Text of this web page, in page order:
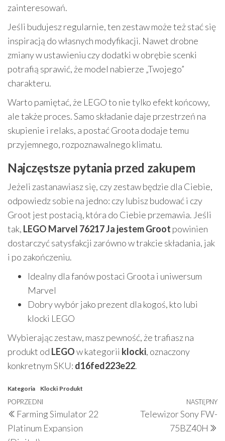
zainteresowań.
Jeśli budujesz regularnie, ten zestaw może też stać się
inspiracją do własnych modyfikacji. Nawet drobne
zmiany w ustawieniu czy dodatki w obrębie scenki
potrafią sprawić, że model nabierze „Twojego”
charakteru.
Warto pamiętać, że LEGO to nie tylko efekt końcowy,
ale także proces. Samo składanie daje przestrzeń na
skupienie i relaks, a postać Groota dodaje temu
przyjemnego, rozpoznawalnego klimatu.
Najczęstsze pytania przed zakupem
Jeżeli zastanawiasz się, czy zestaw będzie dla Ciebie,
odpowiedz sobie na jedno: czy lubisz budować i czy
Groot jest postacią, która do Ciebie przemawia. Jeśli
tak, LEGO Marvel 76217 Ja jestem Groot powinien
dostarczyć satysfakcji zarówno w trakcie składania, jak
i po zakończeniu.
Idealny dla fanów postaci Groota i uniwersum
Marvel
Dobry wybór jako prezent dla kogoś, kto lubi
klocki LEGO
Wybierając zestaw, masz pewność, że trafiasz na
produkt od LEGOw kategorii klocki, oznaczony
konkretnym SKU: d16fed223e22.
Kategoria Klocki Produkt
Nawigacja
wpisu
Poprzedni
wpis
POPRZEDNI
Farming Simulator 22
Platinum Expansion
NASTĘPNY
Telewizor Sony FW-
75BZ40H